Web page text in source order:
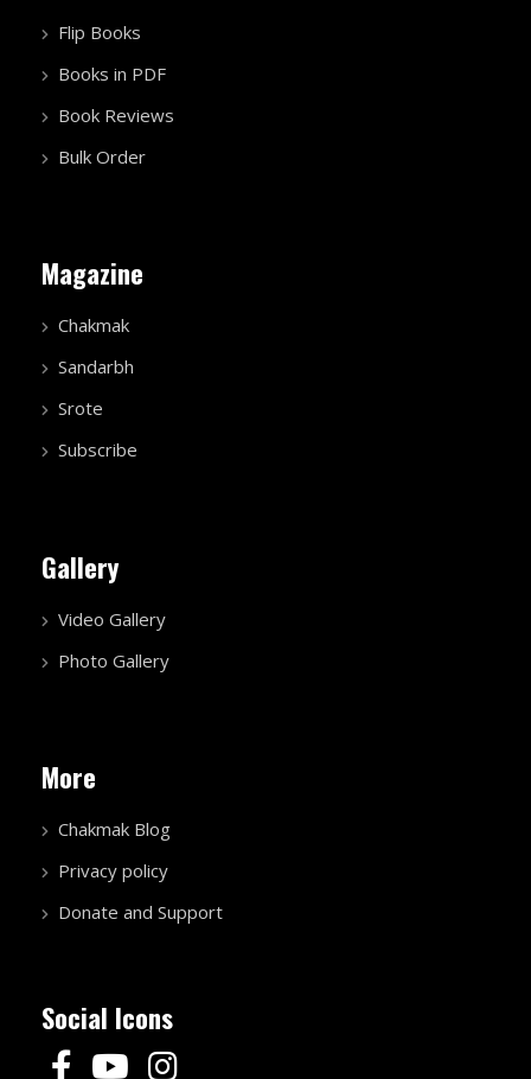
Flip Books
Books in PDF
Book Reviews
Bulk Order
Magazine
Chakmak
Sandarbh
Srote
Subscribe
Gallery
Video Gallery
Photo Gallery
More
Chakmak Blog
Privacy policy
Donate and Support
Social Icons